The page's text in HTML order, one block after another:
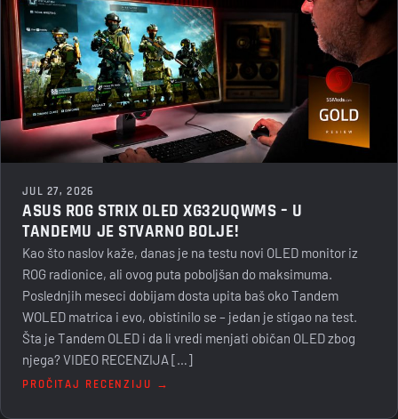
JUL 27, 2026
ASUS ROG STRIX OLED XG32UQWMS – U
TANDEMU JE STVARNO BOLJE!
Kao što naslov kaže, danas je na testu novi OLED monitor iz
ROG radionice, ali ovog puta poboljšan do maksimuma.
Poslednjih meseci dobijam dosta upita baš oko Tandem
WOLED matrica i evo, obistinilo se – jedan je stigao na test.
Šta je Tandem OLED i da li vredi menjati običan OLED zbog
njega? VIDEO RECENZIJA […]
PROČITAJ RECENZIJU →